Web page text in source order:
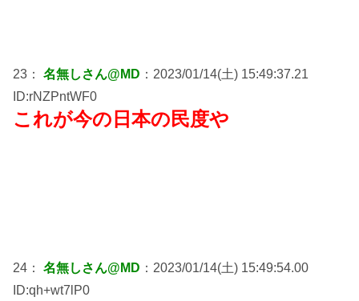
23： 名無しさん@MD ：2023/01/14(土) 15:49:37.21
ID:rNZPntWF0
これが今の日本の民度や
24： 名無しさん@MD ：2023/01/14(土) 15:49:54.00
ID:qh+wt7lP0